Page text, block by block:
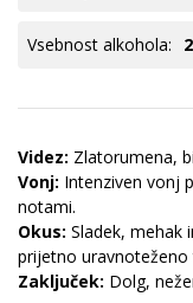
Vsebnost alkohola:
Videz: Zlatorumena,
Vonj: Intenziven vonj
notami.
Okus: Sladek, mehak
prijetno uravnoteženo
Zaključek: Dolg,